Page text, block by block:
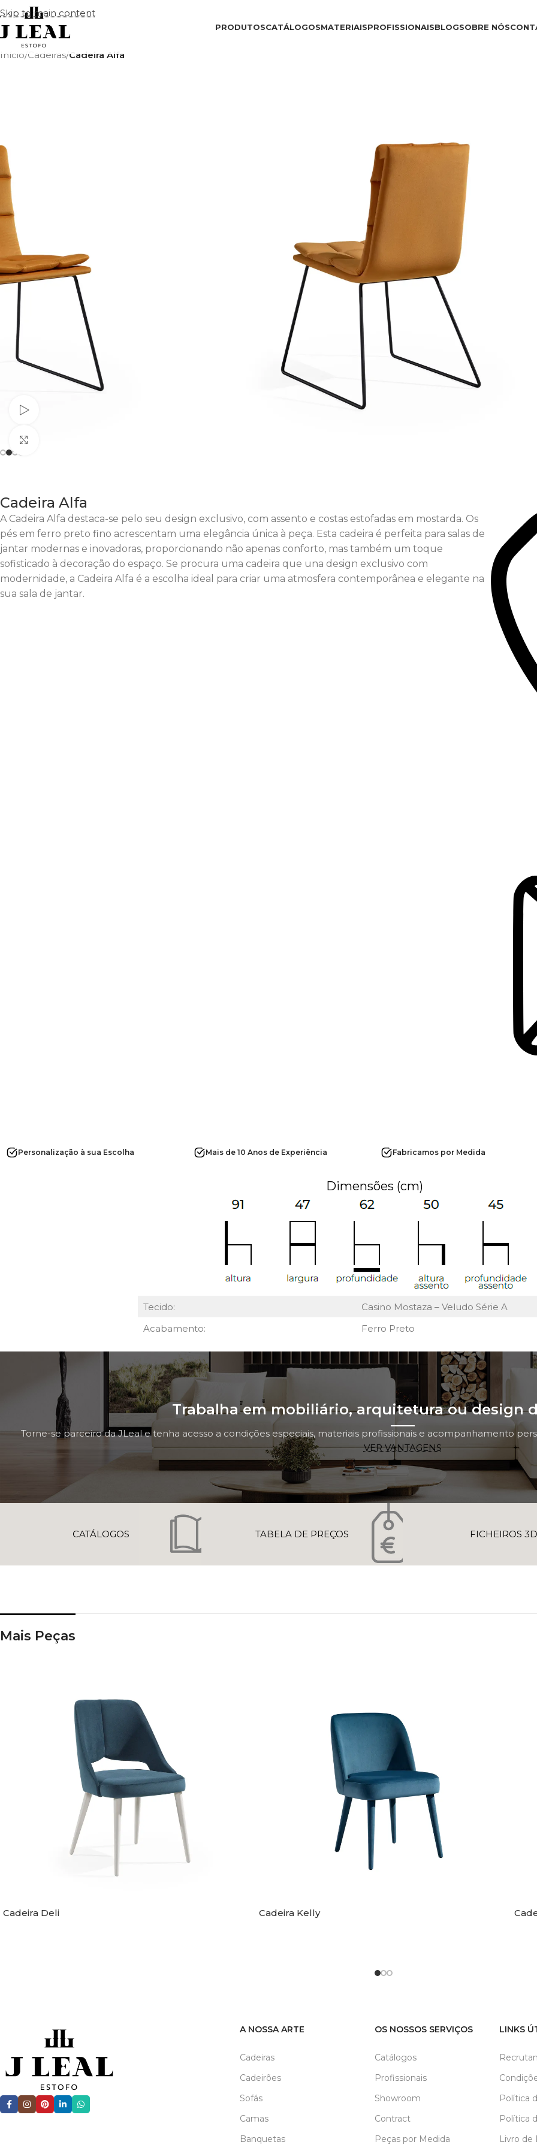
Skip to main content
PRODUTOSCATÁLOGOSMATERIAISPROFISSIONAISBLOGSOBRE NÓS
Início/Cadeiras/Cadeira Alfa
Cadeira Alfa
A Cadeira Alfa destaca-se pelo seu design exclusivo, com assento e costas estofadas em mostarda. Os
pés em ferro preto fino acrescentam uma elegância única à peça. Esta cadeira é perfeita para salas de
jantar modernas e inovadoras, proporcionando não apenas conforto, mas também um toque
sofisticado à decoração do espaço. Se procura uma cadeira que una design exclusivo com
modernidade, a Cadeira Alfa é a escolha ideal para criar uma atmosfera contemporânea e elegante na
sua sala de jantar.
Personalização à sua Escolha Mais de 10 Anos de Experiência Fabricamos por Medida
Dimensões (cm)
Tecido:
Casino Mostaza – Veludo Série A
Acabamento:
Ferro Preto
Trabalha em mobiliário, arquitetura ou design
Torne-se parceiro da JLeal e tenha acesso a condições especiais, materiais profissionais e acompanhamento
VER VANTAGENS
CATÁLOGOS TABELA DE PREÇOS FICHEIROS 3D
Mais Peças
Cadeira Deli Cadeira Kelly
A NOSSA ARTE
Cadeiras
Cadeirões
Sofás
Camas
Banquetas
OS NOSSOS SERVIÇOS
Catálogos
Profissionais
Showroom
Contract
Peças por Medida
LINKS
Política
Política
Livro de